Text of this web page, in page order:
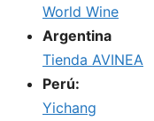
World Wine
Argentina
Tienda AVINEA
Perú:
Yichang